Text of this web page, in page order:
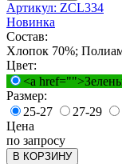
Артикул: ZCL334
Новинка
Состав:
Хлопок 70%;
Цвет:
<a
Размер:
25-27
27-29
Цена
по запросу
В КОРЗИНУ